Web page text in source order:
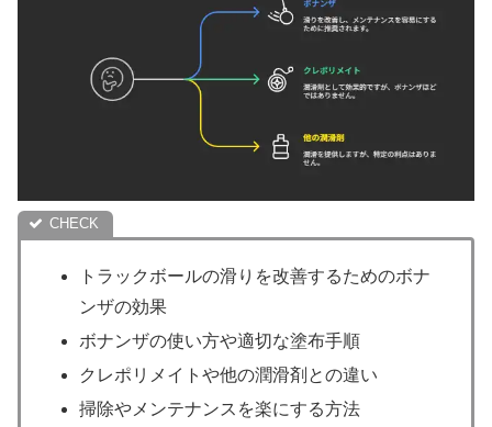
トラックボールの滑りを改善するためのボナ
ンザの効果
ボナンザの使い方や適切な塗布手順
クレポリメイトや他の潤滑剤との違い
掃除やメンテナンスを楽にする方法